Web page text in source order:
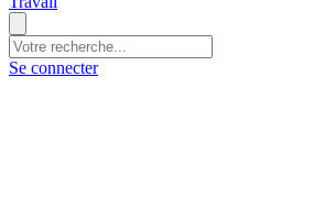
Se connecter